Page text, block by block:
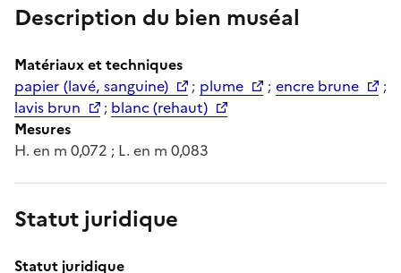
Description du bien muséal
Matériaux et techniques
papier (lavé, sanguine)
; plume ; encre brune
;
lavis brun
; blanc (rehaut)
Mesures
H. en m 0,072 ; L. en m 0,083
Statut juridique
Statut juridique